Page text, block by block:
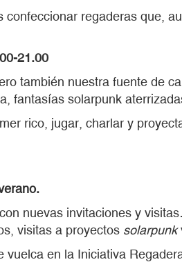
regaderas que,
21.00
también nuestra fuente de
fantasías solarpunk
rico, jugar, charlar y
nuevas invitaciones y
visitas a proyectos solarpunk
en la Iniciativa